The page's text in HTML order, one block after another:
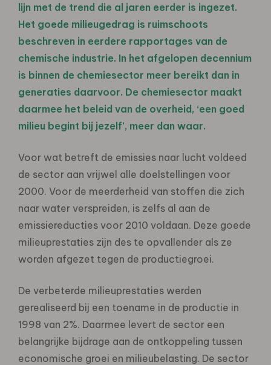
lijn met de trend die al jaren eerder is ingezet.
Het goede milieugedrag is ruimschoots
beschreven in eerdere rapportages van de
chemische industrie. In het afgelopen decennium
is binnen de chemiesector meer bereikt dan in
generaties daarvoor. De chemiesector maakt
daarmee het beleid van de overheid, ‘een goed
milieu begint bij jezelf’, meer dan waar.
Voor wat betreft de emissies naar lucht voldeed
de sector aan vrijwel alle doelstellingen voor
2000. Voor de meerderheid van stoffen die zich
naar water verspreiden, is zelfs al aan de
emissiereducties voor 2010 voldaan. Deze goede
milieuprestaties zijn des te opvallender als ze
worden afgezet tegen de productiegroei.
De verbeterde milieuprestaties werden
gerealiseerd bij een toename in de productie in
1998 van 2%. Daarmee levert de sector een
belangrijke bijdrage aan de ontkoppeling tussen
economische groei en milieubelasting. De sector